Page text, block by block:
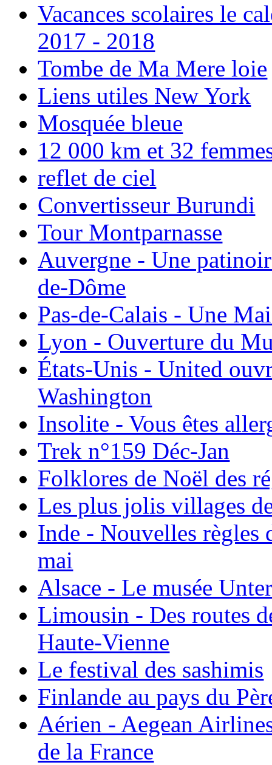
Vacances scolaires le
2017 - 2018
Tombe de Ma Mere loie
Liens utiles New York
Mosquée bleue
12 000 km et 32
reflet de ciel
Convertisseur Burundi
Tour Montparnasse
Auvergne - Une
de-Dôme
Pas-de-Calais - Une
Lyon - Ouverture du
États-Unis - United
Washington
Insolite - Vous êtes
Trek n°159 Déc-Jan
Folklores de Noël des
Les plus jolis villages
Inde - Nouvelles règles
mai
Alsace - Le musée
Limousin - Des routes
Haute-Vienne
Le festival des sashimis
Finlande au pays du
Aérien - Aegean
de la France